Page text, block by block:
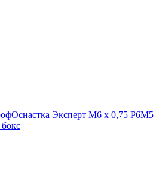
Эксперт M6 x 0,75 P6M5